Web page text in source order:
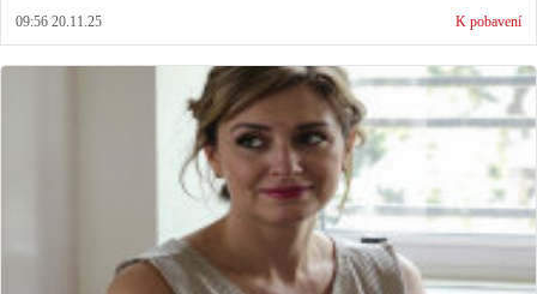
09:56 20.11.25 K pobavení